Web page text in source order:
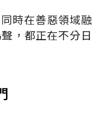
時在善惡領域融
，都正在不分日